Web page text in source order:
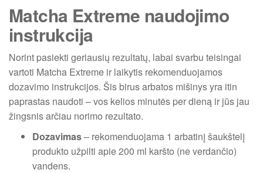
Matcha Extreme naudojimo
instrukcija
Norint pasiekti geriausių rezultatų, labai svarbu teisingai
vartoti Matcha Extreme ir laikytis rekomenduojamos
dozavimo instrukcijos. Šis birus arbatos mišinys yra itin
paprastas naudoti – vos kelios minutės per dieną ir jūs jau
žingsnis arčiau norimo rezultato.
Dozavimas– rekomenduojama 1 arbatinį šaukštelį
produkto užpilti apie 200 ml karšto (ne verdančio)
vandens.